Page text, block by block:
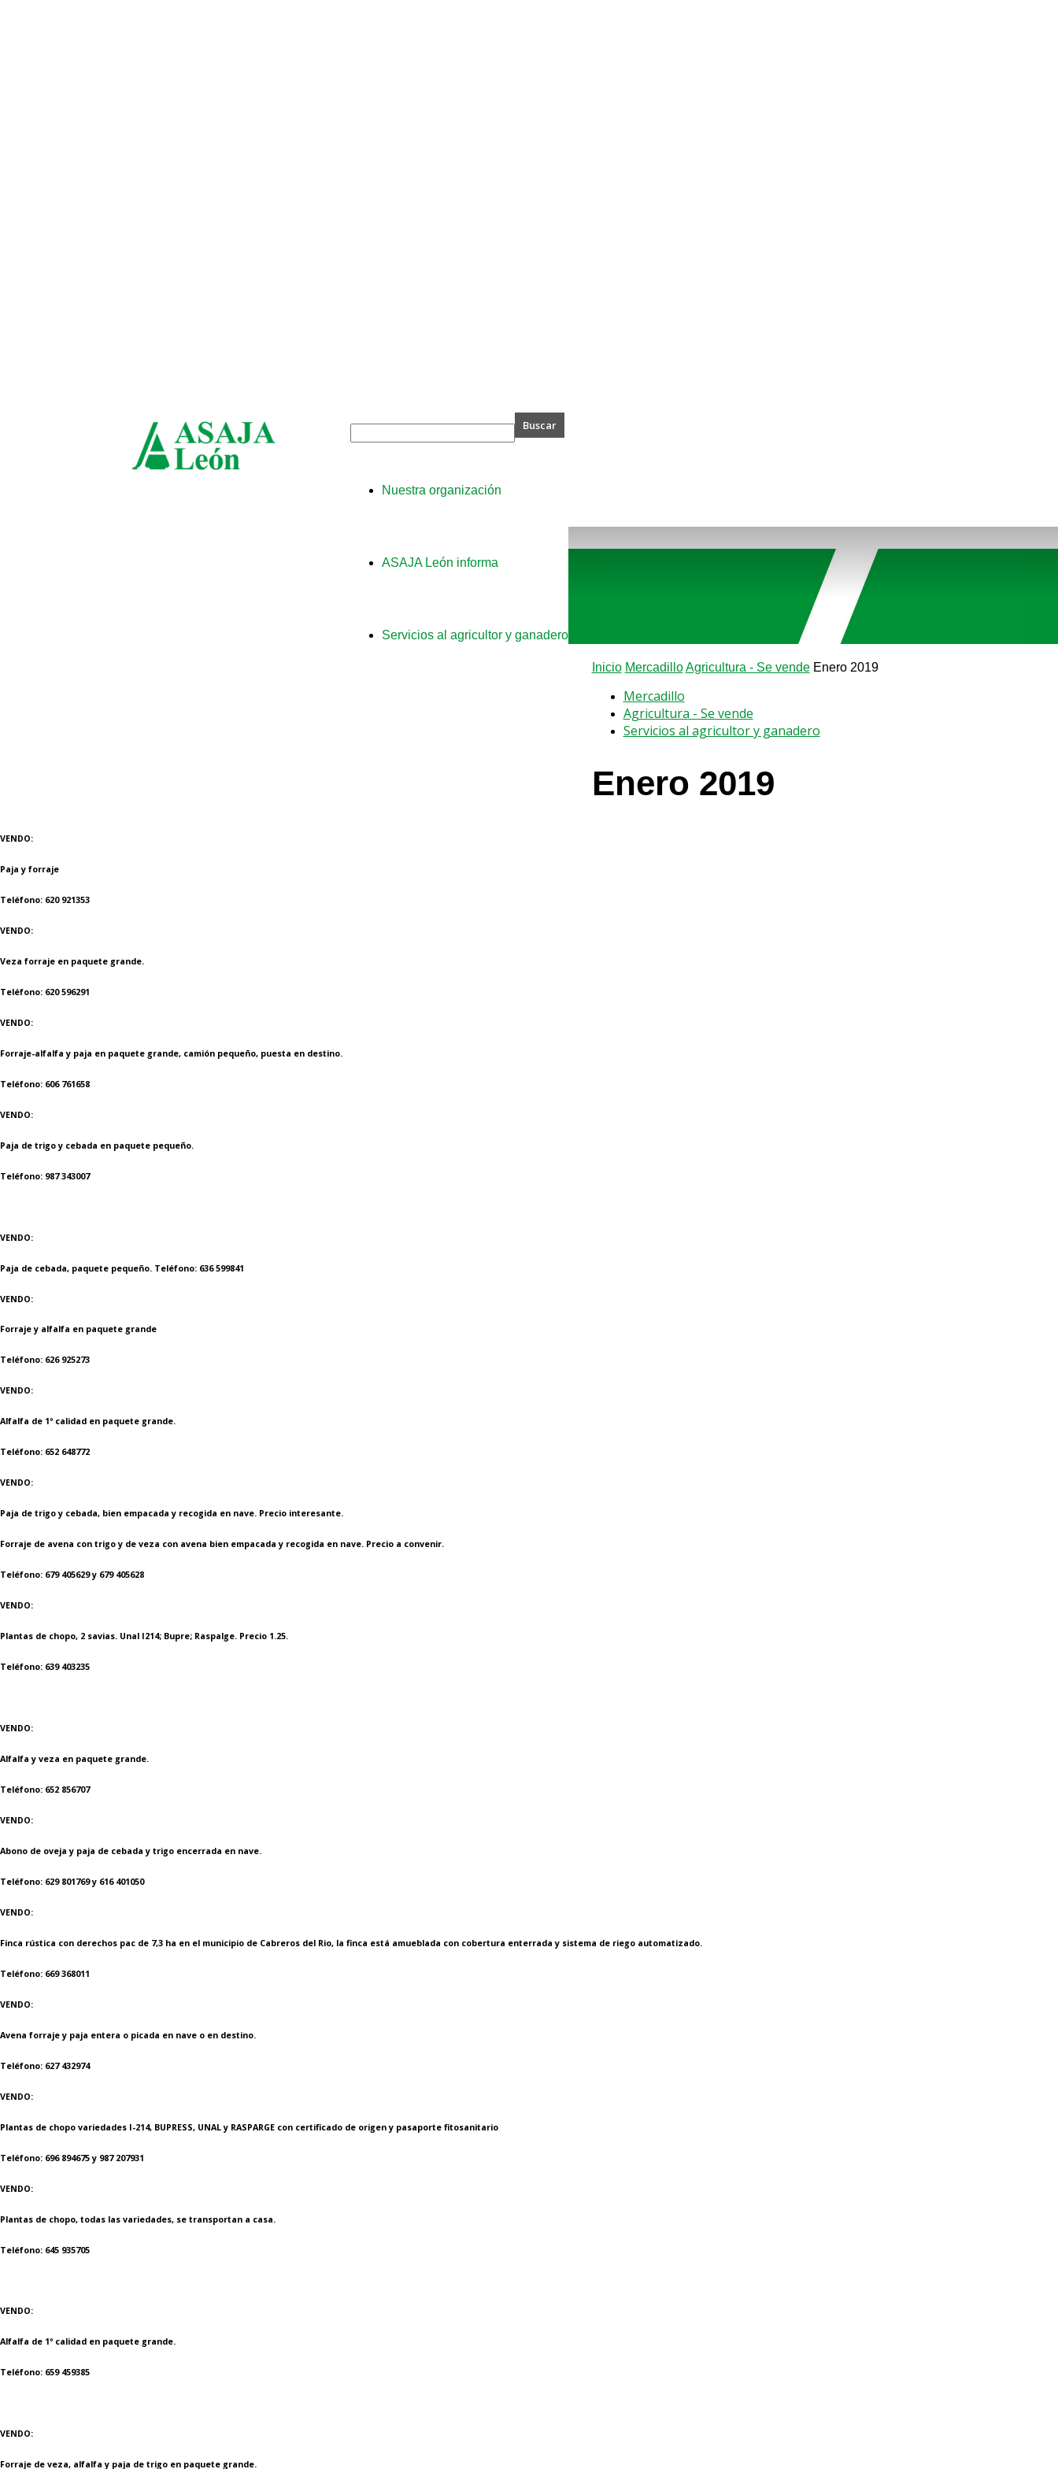
Nuestra organización
ASAJA León informa
Servicios al agricultor y ganadero
Inicio Mercadillo Agricultura - Se vende Enero 2019
Mercadillo
Agricultura - Se vende
Servicios al agricultor y ganadero
Enero 2019
VENDO:
Paja y forraje
Teléfono: 620 921353
VENDO:
Veza forraje en paquete grande.
Teléfono: 620 596291
VENDO:
Forraje-alfalfa y paja en paquete grande, camión pequeño, puesta en destino.
Teléfono: 606 761658
VENDO:
Paja de trigo y cebada en paquete pequeño.
Teléfono: 987 343007
VENDO:
Paja de cebada, paquete pequeño. Teléfono: 636 599841
VENDO:
Forraje y alfalfa en paquete grande
Teléfono: 626 925273
VENDO:
Alfalfa de 1º calidad en paquete grande.
Teléfono: 652 648772
VENDO:
Paja de trigo y cebada, bien empacada y recogida en nave. Precio interesante.
Forraje de avena con trigo y de veza con avena bien empacada y recogida en nave. Precio a convenir.
Teléfono: 679 405629 y 679 405628
VENDO:
Plantas de chopo, 2 savias. Unal I214; Bupre; Raspalge. Precio 1.25.
Teléfono: 639 403235
VENDO:
Alfalfa y veza en paquete grande.
Teléfono: 652 856707
VENDO:
Abono de oveja y paja de cebada y trigo encerrada en nave.
Teléfono: 629 801769 y 616 401050
VENDO:
Finca rústica con derechos pac de 7,3 ha en el municipio de Cabreros del Rio, la finca está amueblada con cobertura enterrada y sistema de riego automatizado.
Teléfono: 669 368011
VENDO:
Avena forraje y paja entera o picada en nave o en destino.
Teléfono: 627 432974
VENDO:
Plantas de chopo variedades I-214, BUPRESS, UNAL y RASPARGE con certificado de origen y pasaporte fitosanitario
Teléfono: 696 894675 y 987 207931
VENDO:
Plantas de chopo, todas las variedades, se transportan a casa.
Teléfono: 645 935705
VENDO:
Alfalfa de 1º calidad en paquete grande.
Teléfono: 659 459385
VENDO:
Forraje de veza, alfalfa y paja de trigo en paquete grande.